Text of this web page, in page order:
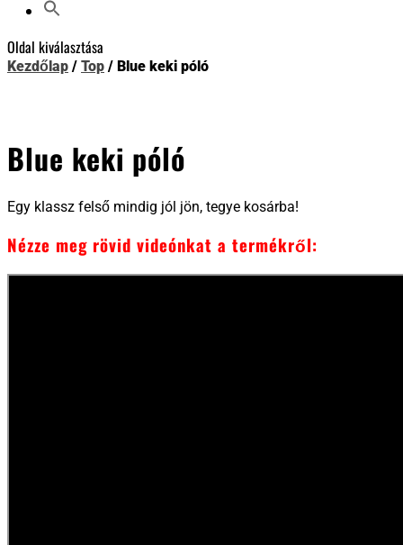
Oldal kiválasztása
Kezdőlap / Top / Blue keki póló
Blue keki póló
Egy klassz felső mindig jól jön, tegye kosárba!
Nézze meg rövid videónkat a termékről: